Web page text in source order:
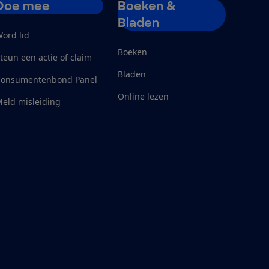
mee
lid
een actie of claim
Panel
misleiding
Boeken &
Bladen
Boeken
Bladen
Online lezen